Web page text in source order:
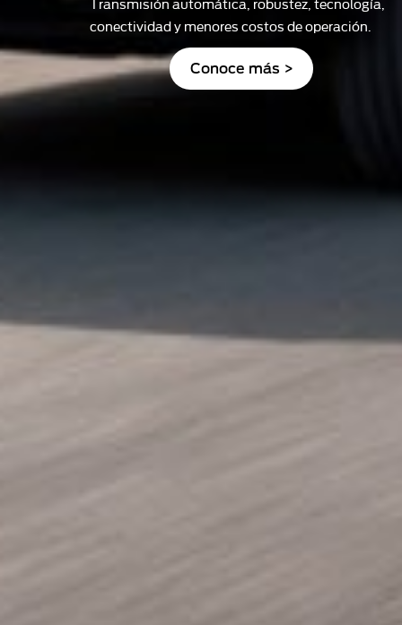
Transmisión automática, robustez, tecnología,
conectividad y menores costos de operación.
Conoce más >